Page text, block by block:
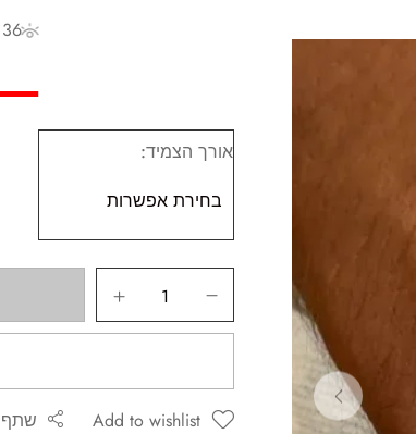
36
אורך הצמיד
Add to wishlist שתף